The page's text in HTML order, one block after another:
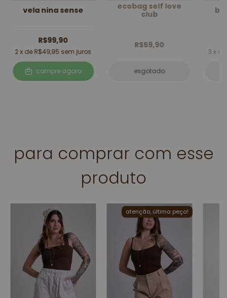
vela nina sense
R$99,90
2 x deR$49,95 sem juros
compre agora
ecobag self love
club
R$59,90
esgotado
3 x
para comprar com esse
produto
atenção, última peça!